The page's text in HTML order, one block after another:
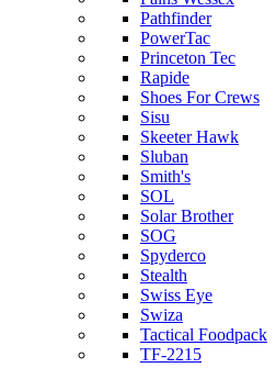
Pathfinder
PowerTac
Princeton Tec
Rapide
Shoes For Crews
Sisu
Skeeter Hawk
Sluban
Smith's
SOL
Solar Brother
SOG
Spyderco
Stealth
Swiss Eye
Swiza
Tactical Foodpack
TF-2215